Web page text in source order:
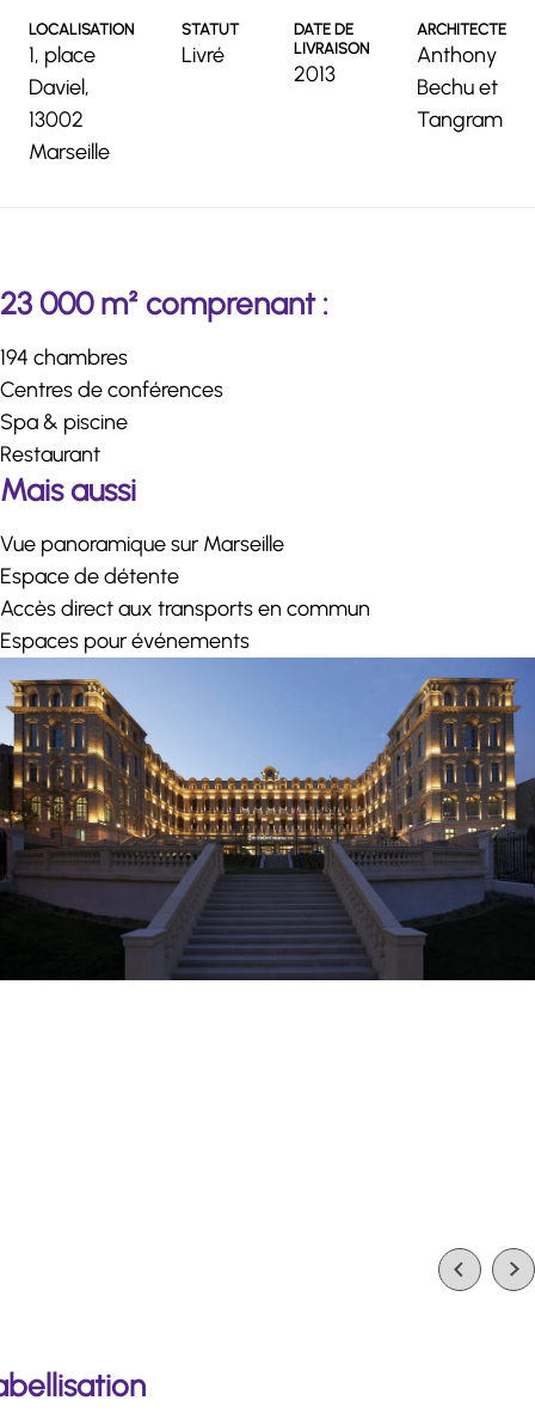
LOCALISATION
1, place
Daviel,
13002
Marseille
STATUT
Livré
DATE DE
LIVRAISON
2013
ARCHITECTE
Anthony
Bechu et
Tangram
23 000 m² comprenant :
194 chambres
Centres de conférences
Spa & piscine
Restaurant
Mais aussi
Vue panoramique sur Marseille
Espace de détente
Accès direct aux transports en commun
Espaces pour événements